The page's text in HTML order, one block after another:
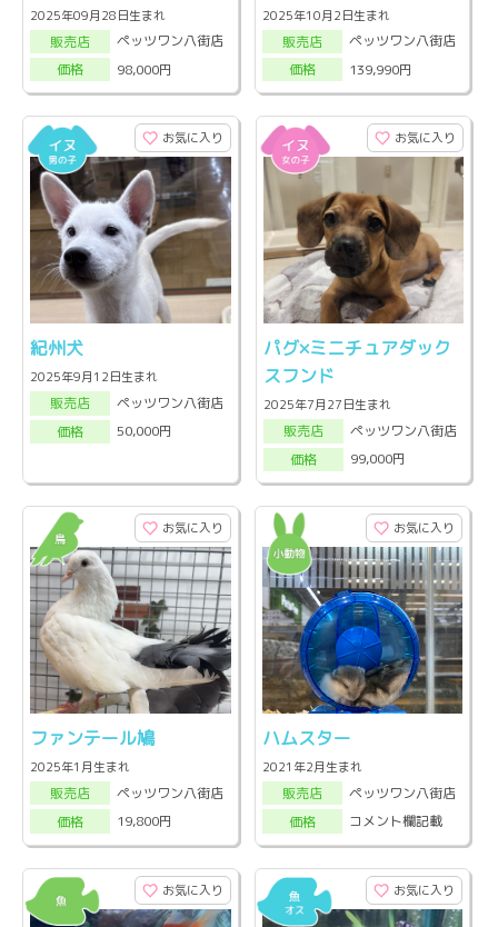
2025年09月28日生まれ
販売店
ペッツワン八街店
価格
98,000円
2025年10月2日生まれ
販売店
ペッツワン八街店
価格
139,990円
お気に入り
紀州犬
2025年9月12日生まれ
販売店
ペッツワン八街店
価格
50,000円
お気に入り
パグ×ミニチュアダック
スフンド
2025年7月27日生まれ
販売店
ペッツワン八街店
価格
99,000円
お気に入り
ファンテール鳩
2025年1月生まれ
販売店
ペッツワン八街店
価格
19,800円
お気に入り
ハムスター
2021年2月生まれ
販売店
ペッツワン八街店
価格
コメント欄記載
お気に入り お気に入り